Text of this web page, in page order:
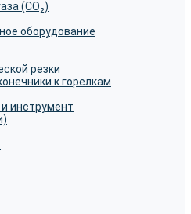
(CO₂)
оборудование
резки
к горелкам
инструмент